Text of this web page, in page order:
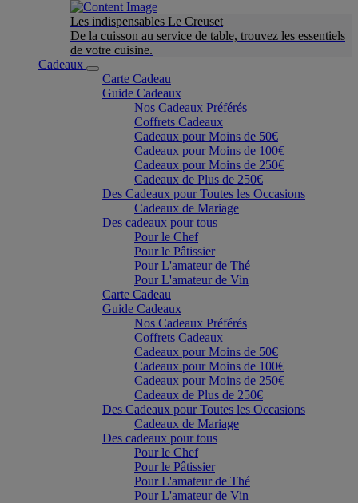
Les indispensables Le Creuset
De la cuisson au service de table, trouvez les essentiels
de votre cuisine.
Cadeaux
Carte Cadeau
Guide Cadeaux
Nos Cadeaux Préférés
Coffrets Cadeaux
Cadeaux pour Moins de 50€
Cadeaux pour Moins de 100€
Cadeaux pour Moins de 250€
Cadeaux de Plus de 250€
Des Cadeaux pour Toutes les Occasions
Cadeaux de Mariage
Des cadeaux pour tous
Pour le Chef
Pour le Pâtissier
Pour L'amateur de Thé
Pour L'amateur de Vin
Carte Cadeau
Guide Cadeaux
Nos Cadeaux Préférés
Coffrets Cadeaux
Cadeaux pour Moins de 50€
Cadeaux pour Moins de 100€
Cadeaux pour Moins de 250€
Cadeaux de Plus de 250€
Des Cadeaux pour Toutes les Occasions
Cadeaux de Mariage
Des cadeaux pour tous
Pour le Chef
Pour le Pâtissier
Pour L'amateur de Thé
Pour L'amateur de Vin